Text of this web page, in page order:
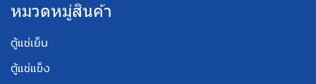
หมวดหมู่สินค้า
ตู้แช่เย็น
ตู้แช่แข็ง